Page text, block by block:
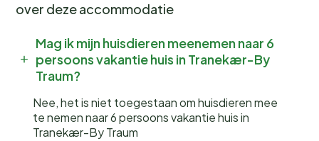
over deze accommodatie
Mag ik mijn huisdieren meenemen naar 6
persoons vakantie huis in Tranekær-By
Traum?
Nee, het is niet toegestaan om huisdieren mee
te nemen naar 6 persoons vakantie huis in
Tranekær-By Traum